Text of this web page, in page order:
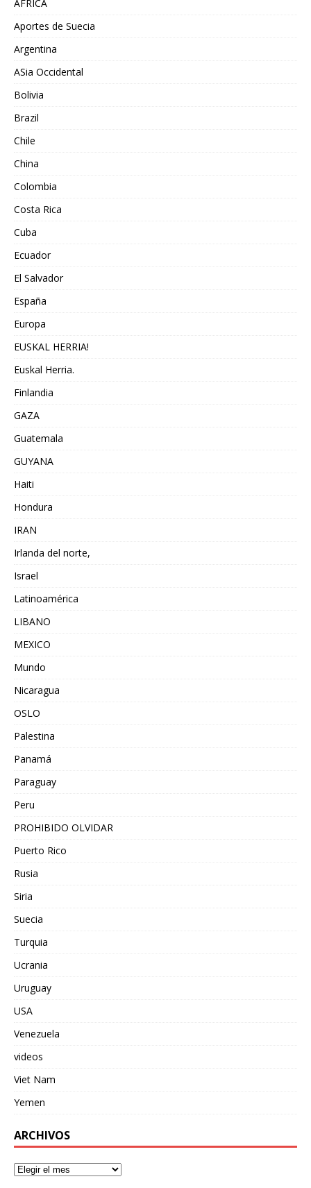
AFRICA
Aportes de Suecia
Argentina
ASia Occidental
Bolivia
Brazil
Chile
China
Colombia
Costa Rica
Cuba
Ecuador
El Salvador
España
Europa
EUSKAL HERRIA!
Euskal Herria.
Finlandia
GAZA
Guatemala
GUYANA
Haiti
Hondura
IRAN
Irlanda del norte,
Israel
Latinoamérica
LIBANO
MEXICO
Mundo
Nicaragua
OSLO
Palestina
Panamá
Paraguay
Peru
PROHIBIDO OLVIDAR
Puerto Rico
Rusia
Siria
Suecia
Turquia
Ucrania
Uruguay
USA
Venezuela
videos
Viet Nam
Yemen
ARCHIVOS